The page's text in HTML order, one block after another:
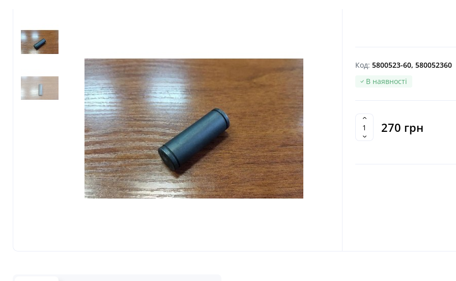
Код: 5800523-60, 580052360
В наявності
270 грн